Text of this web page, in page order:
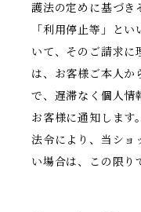
護法の定めに基づき
「利用停止等」と
いて、そのご請求に
は、お客様ご本人か
で、遅滞なく個人情
お客様に通知します
法令により、当ショ
い場合は、この限り